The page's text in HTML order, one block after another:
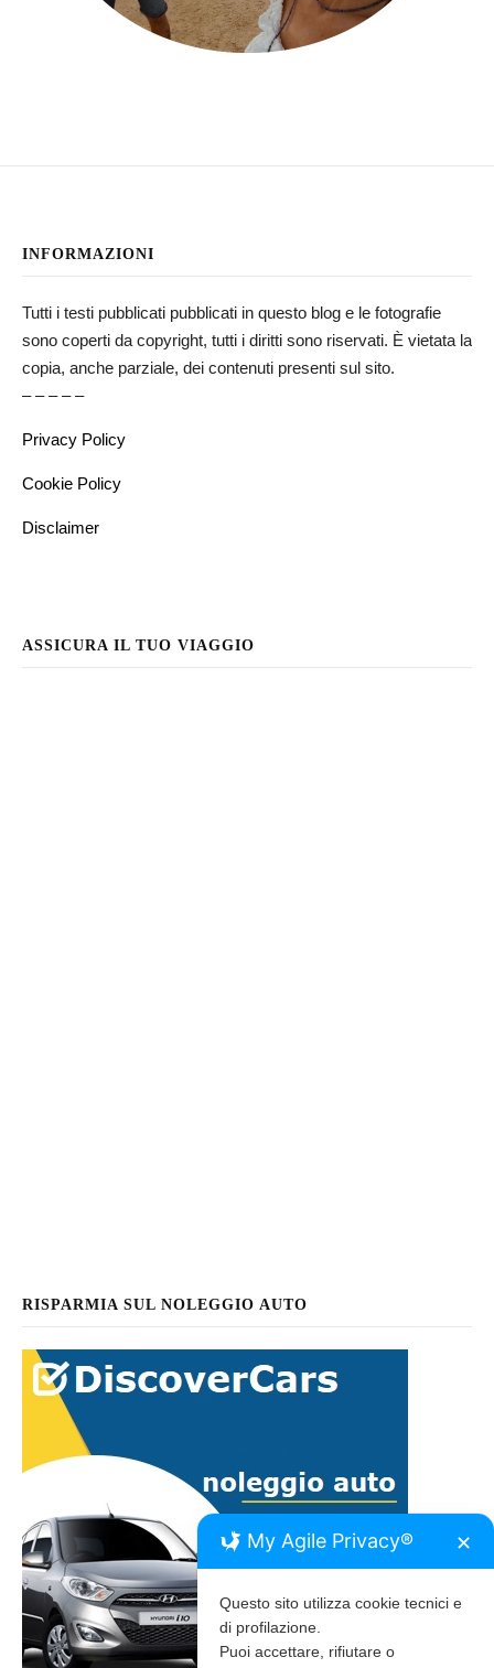
INFORMAZIONI
Tutti i testi pubblicati pubblicati in questo blog e le fotografie
sono coperti da copyright, tutti i diritti sono riservati. È vietata la
copia, anche parziale, dei contenuti presenti sul sito.
– – – – –
Privacy Policy
Cookie Policy
Disclaimer
ASSICURA IL TUO VIAGGIO
RISPARMIA SUL NOLEGGIO AUTO
My Agile Privacy® ✕
Questo sito utilizza cookie tecnici e
di profilazione.
Puoi accettare, rifiutare o